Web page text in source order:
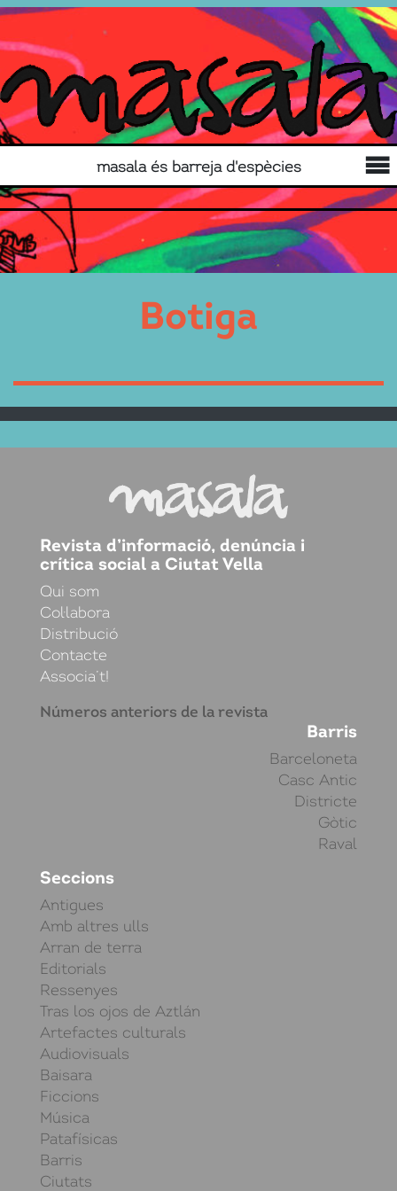
masala és barreja d'espècies
Botiga
Revista d’informació, denúncia i
crítica social a Ciutat Vella
Qui som
Col·labora
Distribució
Contacte
Associa’t!
Números anteriors de la revista
Barris
Barceloneta
Casc Antic
Districte
Gòtic
Raval
Seccions
Antigues
Amb altres ulls
Arran de terra
Editorials
Ressenyes
Tras los ojos de Aztlán
Artefactes culturals
Audiovisuals
Baisara
Ficcions
Música
Patafísicas
Barris
Ciutats